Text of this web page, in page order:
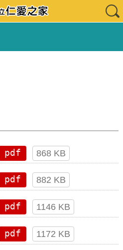
pdf 868 KB
pdf 882 KB
pdf 1146 KB
pdf 1172 KB